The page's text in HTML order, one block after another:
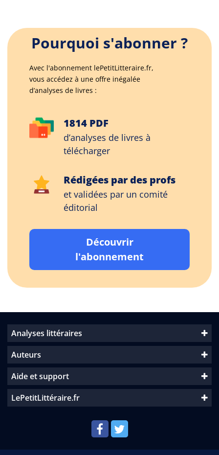
Pourquoi s'abonner ?
Avec l'abonnement lePetitLitteraire.fr,
vous accédez à une offre inégalée
d’analyses de livres :
1814 PDF
d’analyses de livres à
télécharger
Rédigées par des profs
et validées par un comité
éditorial
Découvrir
l'abonnement
Analyses littéraires
Auteurs
Aide et support
LePetitLittéraire.fr